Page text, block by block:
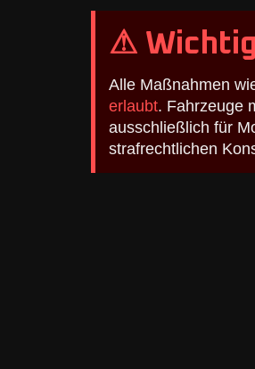
⚠
Alle Maßnahmen
erlaubt. Fahrzeuge
ausschließlich für
strafrechtlichen